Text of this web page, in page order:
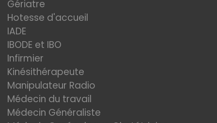
Gériatre
Hotesse d'accueil
IADE
IBODE et IBO
Infirmier
Kinésithérapeute
Manipulateur Radio
Médecin du travail
Médecin Généraliste